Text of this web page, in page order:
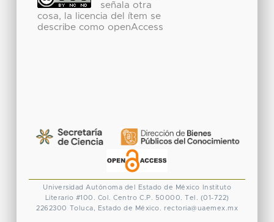
señala otra
cosa, la licencia del ítem se
describe como openAccess
Universidad Autónoma del Estado de México
Instituto
Literario #100. Col. Centro C.P. 50000. Tel. (01-722)
2262300 Toluca, Estado de México. rectoria@uaemex.mx